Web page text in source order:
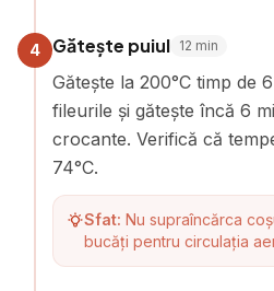
4 Gătește puiul 12 min
Gătește la 200°C timp de
fileurile și gătește încă 6
crocante. Verifică că
74°C.
Sfat: Nu supraîncărca
bucăți pentru circulația